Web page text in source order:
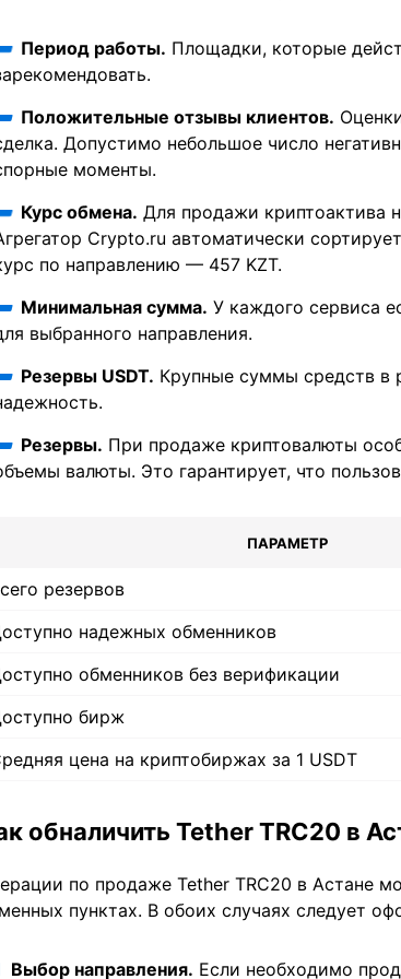
Период работы. Площадки, которые
Положительные отзывы клиентов.
Допустимо небольшое число
моменты.
Курс обмена. Для продажи криптоактива
Crypto.ru автоматически
по направлению — 457 KZT.
Минимальная сумма. У каждого сервиса
выбранного направления.
Резервы USDT. Крупные суммы средств в
Резервы. При продаже криптовалюты
валюты. Это гарантирует, что
ПАРАМЕТР
резервов
надежных обменников
обменников без верификации
бирж
цена на криптобиржах за 1 USDT
обналичить Tether TRC20 в
по продаже Tether TRC20 в Астане
пунктах. В обоих случаях следует
Выбор направления. Если необходимо